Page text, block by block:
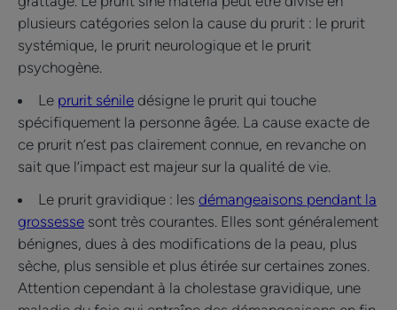
plusieurs catégories selon la cause du prurit : le prurit
systémique, le prurit neurologique et le prurit
psychogène.
Le prurit sénile désigne le prurit qui touche
spécifiquement la personne âgée. La cause exacte de
ce prurit n’est pas clairement connue, en revanche on
sait que l’impact est majeur sur la qualité de vie.
Le prurit gravidique : les démangeaisons pendant la
grossesse sont très courantes. Elles sont généralement
bénignes, dues à des modifications de la peau, plus
sèche, plus sensible et plus étirée sur certaines zones.
Attention cependant à la cholestase gravidique, une